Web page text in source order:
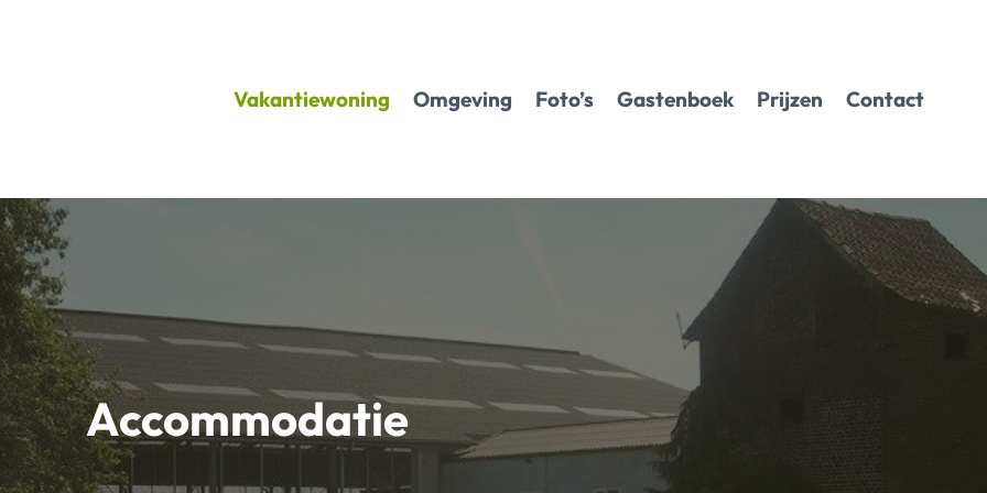
Vakantiewoning Omgeving Foto’s Gastenboek Prijzen Contact
Accommodatie